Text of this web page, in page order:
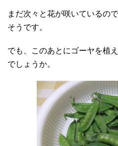
まだ次々と花が咲いているの
そうです。
でも、このあとにゴーヤを植
でしょうか。